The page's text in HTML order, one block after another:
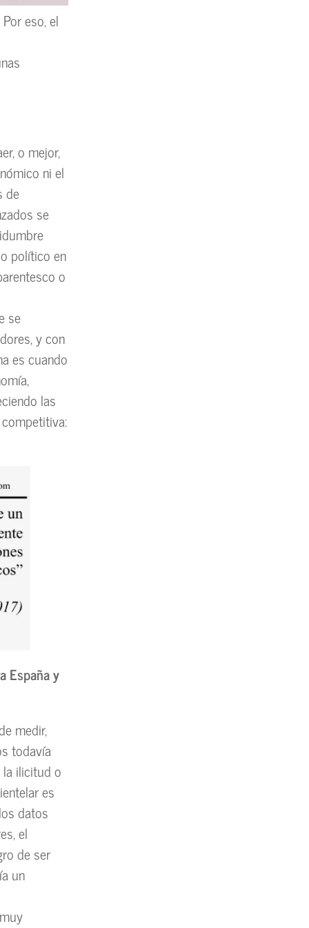
eso, el
o mejor,
ni el
de
se
político en
o
se
y con
es cuando
las
España y
medir,
todavía
ilicitud o
es
datos
el
de ser
un